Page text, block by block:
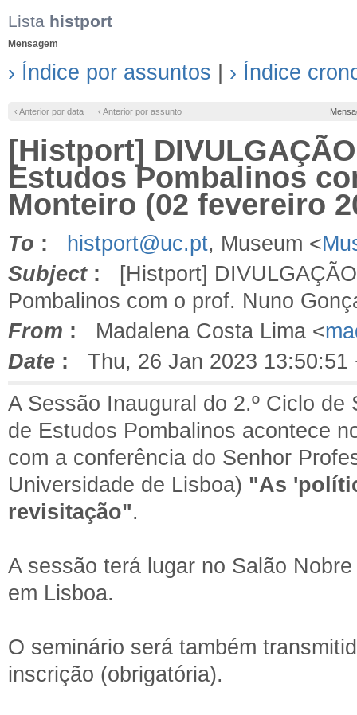
Lista histport
Mensagem
› Índice por assuntos › Índice
‹ Anterior por data ‹ Anterior por assunto
[Histport]
Estudos Pombalinos
Monteiro (02 fevereiro
To : histport@uc.pt, Museum <
Subject: [Histport]
Pombalinos com o prof. Nuno
From : Madalena Costa Lima <
Date : Thu, 26 Jan 2023 13:50:51
A Sessão Inaugural do 2.º Ciclo de
de Estudos Pombalinos acontece n
com a conferência do Senhor
Universidade de Lisboa) "As
revisitação".
A sessão terá lugar no Salão
em Lisboa.
O seminário será também
inscrição (obrigatória).